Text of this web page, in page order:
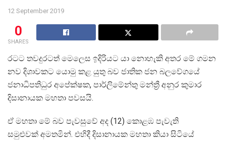
12 September 2019
0
SHARES
රටට තවදුරටත් මෙලෙස ඉදිරියට යා නොහැකි අතර මේ ගමන
නව දිශාවකට යොමු කළ යුතු බව ජාතික ජන බලවේගයේ
ජනාධිපතිධුර අපේක්ෂක, පාර්ලිමේන්තු මන්ත්‍රී අනුර කුමාර
දිසානායක මහතා පවසයි.
ඒ මහතා මේ බව පැවසුවේ අද (12) කොළඹ පැවැති
සමුළුවක් අමතමින්. එහිදී දිසානායක මහතා කියා සිටියේ